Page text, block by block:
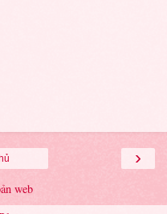
›
web